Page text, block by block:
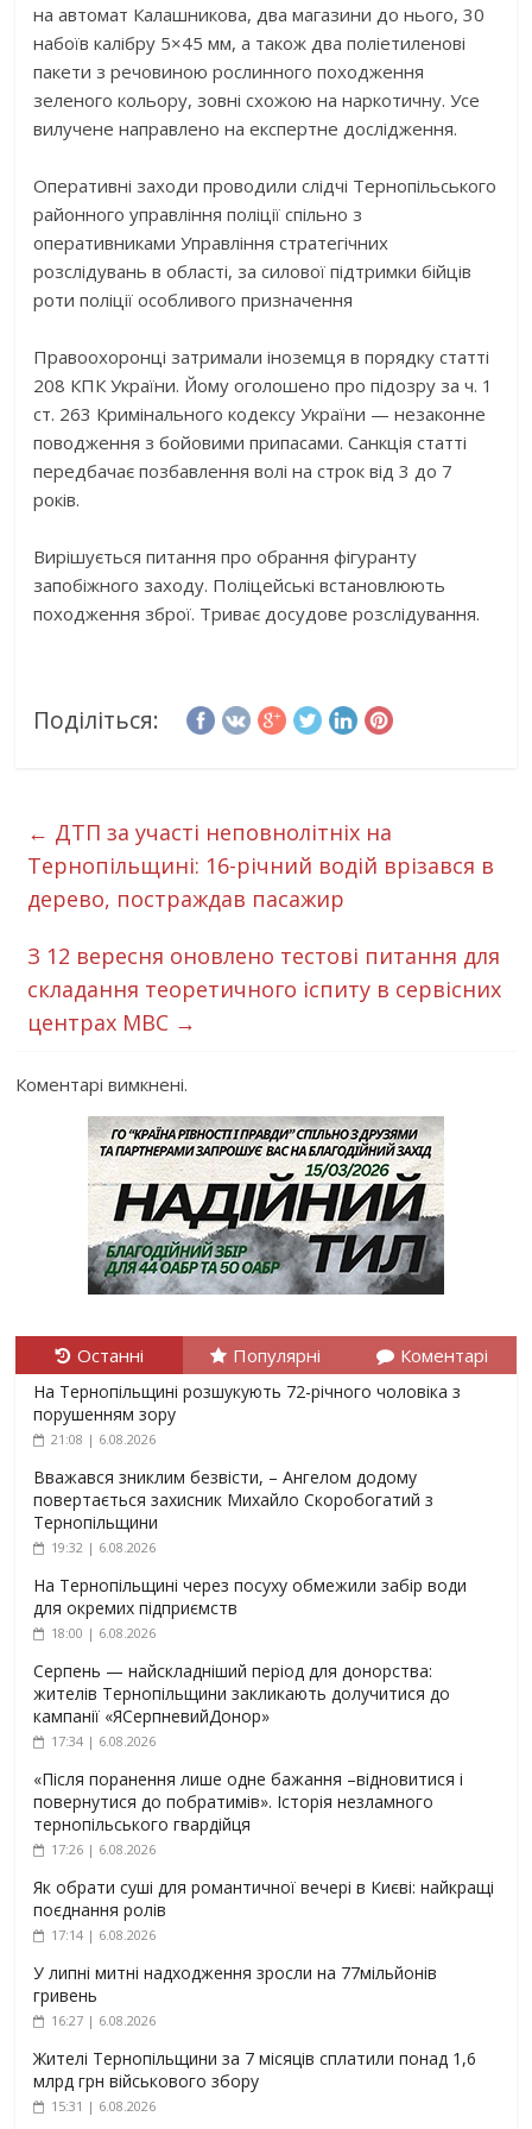
на автомат Калашникова, два магазини до нього, 30
набоїв калібру 5×45 мм, а також два поліетиленові
пакети з речовиною рослинного походження
зеленого кольору, зовні схожою на наркотичну. Усе
вилучене направлено на експертне дослідження.
Оперативні заходи проводили слідчі Тернопільського
районного управління поліції спільно з
оперативниками Управління стратегічних
розслідувань в області, за силової підтримки бійців
роти поліції особливого призначення
Правоохоронці затримали іноземця в порядку статті
208 КПК України. Йому оголошено про підозру за ч. 1
ст. 263 Кримінального кодексу України — незаконне
поводження з бойовими припасами. Санкція статті
передбачає позбавлення волі на строк від 3 до 7
років.
Вирішується питання про обрання фігуранту
запобіжного заходу. Поліцейські встановлюють
походження зброї. Триває досудове розслідування.
Поділіться:
← ДТП за участі неповнолітніх на
Тернопільщині: 16-річний водій врізався в
дерево, постраждав пасажир
З 12 вересня оновлено тестові питання для
складання теоретичного іспиту в сервісних
центрах МВС →
Коментарі вимкнені.
Останні Популярні Коментарі
На Тернопільщині розшукують 72-річного чоловіка з
порушенням зору
21:08 | 6.08.2026
Вважався зниклим безвісти, – Ангелом додому
повертається захисник Михайло Скоробогатий з
Тернопільщини
19:32 | 6.08.2026
На Тернопільщині через посуху обмежили забір води
для окремих підприємств
18:00 | 6.08.2026
Серпень — найскладніший період для донорства:
жителів Тернопільщини закликають долучитися до
кампанії «ЯСерпневийДонор»
17:34 | 6.08.2026
«Після поранення лише одне бажання –відновитися і
повернутися до побратимів». Історія незламного
тернопільського гвардійця
17:26 | 6.08.2026
Як обрати суші для романтичної вечері в Києві: найкращі
поєднання ролів
17:14 | 6.08.2026
У липні митні надходження зросли на 77мільйонів
гривень
16:27 | 6.08.2026
Жителі Тернопільщини за 7 місяців сплатили понад 1,6
млрд грн військового збору
15:31 | 6.08.2026